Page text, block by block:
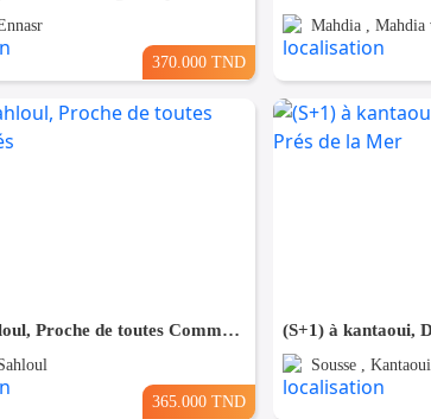
370.000 TND
Mahdia , Mahdia
(S+3) à Sahloul, Proche de toutes Commodités
365.000 TND
Sousse , Kantaoui